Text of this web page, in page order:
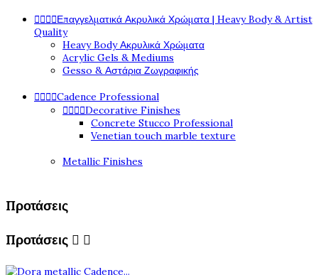
Επαγγελματικά Ακρυλικά Χρώματα | Heavy Body & Artist
Quality
Heavy Body Ακρυλικά Χρώματα
Acrylic Gels & Mediums
Gesso & Αστάρια Ζωγραφικής
Cadence Professional
Decorative Finishes
Concrete Stucco Professional
Venetian touch marble texture
Metallic Finishes
Προτάσεις
Προτάσεις  